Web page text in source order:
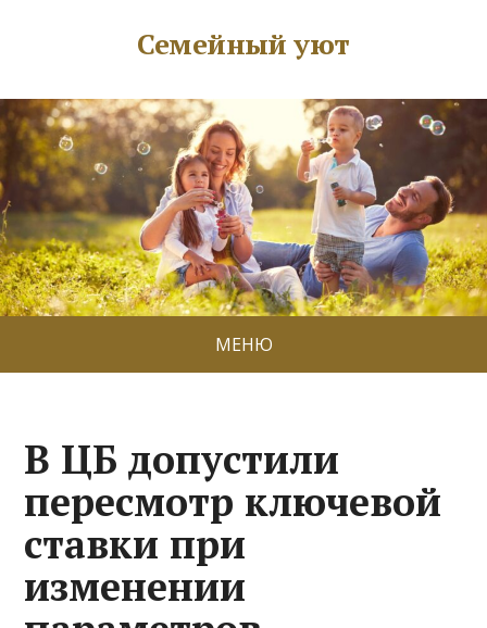
Семейный уют
МЕНЮ
В ЦБ допустили
пересмотр ключевой
ставки при
изменении